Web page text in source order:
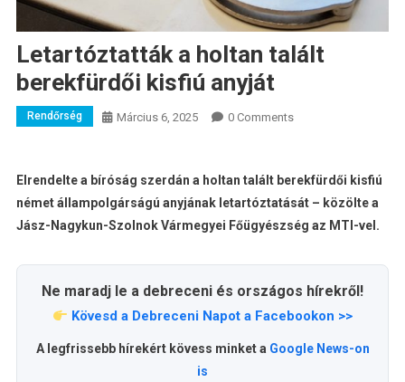
Letartóztatták a holtan talált
berekfürdői kisfiú anyját
Rendőrség Március 6, 2025 0 Comments
Elrendelte a bíróság szerdán a holtan talált berekfürdői kisfiú
német állampolgárságú anyjának letartóztatását – közölte a
Jász-Nagykun-Szolnok Vármegyei Főügyészség az MTI-vel.
Ne maradj le a debreceni és országos hírekről!
Kövesd a Debreceni Napot a Facebookon >>
A legfrissebb hírekért kövess minket a Google News-on
is